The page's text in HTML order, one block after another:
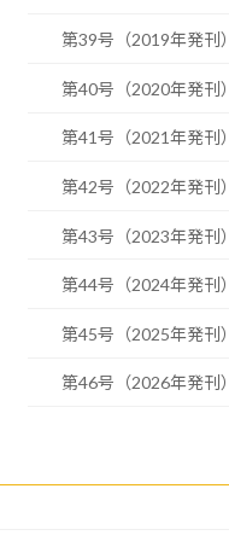
第39号（2019年発刊）
第40号（2020年発刊）
第41号（2021年発刊）
第42号（2022年発刊）
第43号（2023年発刊）
第44号（2024年発刊）
第45号（2025年発刊）
第46号（2026年発刊）